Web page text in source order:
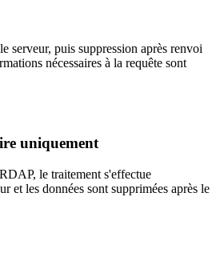
serveur, puis suppression après renvoi
nécessaires à la requête sont
uniquement
le traitement s'effectue
et les données sont supprimées après le